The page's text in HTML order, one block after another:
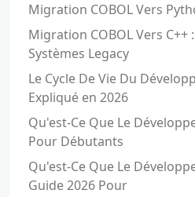
Migration COBOL Vers
Migration COBOL Vers C++
Systèmes Legacy
Le Cycle De Vie Du
Expliqué en 2026
Qu'est-Ce Que Le
Pour Débutants
Qu'est-Ce Que Le
Guide 2026 Pour